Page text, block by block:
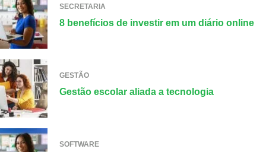
SECRETARIA
8 benefícios de investir em um diário online
GESTÃO
Gestão escolar aliada a tecnologia
SOFTWARE